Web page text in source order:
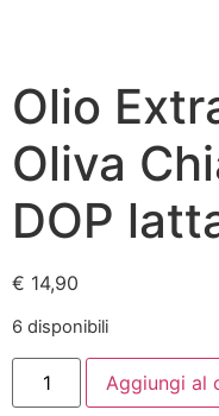
Olio
Oliva
DOP
€ 14,90
6 disponibili
Aggiungi al